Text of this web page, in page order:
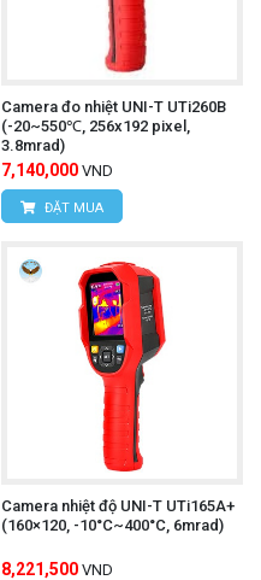
Camera đo nhiệt UNI-T UTi260B
(-20~550℃, 256x192 pixel,
3.8mrad)
7,140,000 VND
ĐẶT MUA
Camera nhiệt độ UNI-T UTi165A+
(160×120, -10°C~400°C, 6mrad)
8,221,500 VND